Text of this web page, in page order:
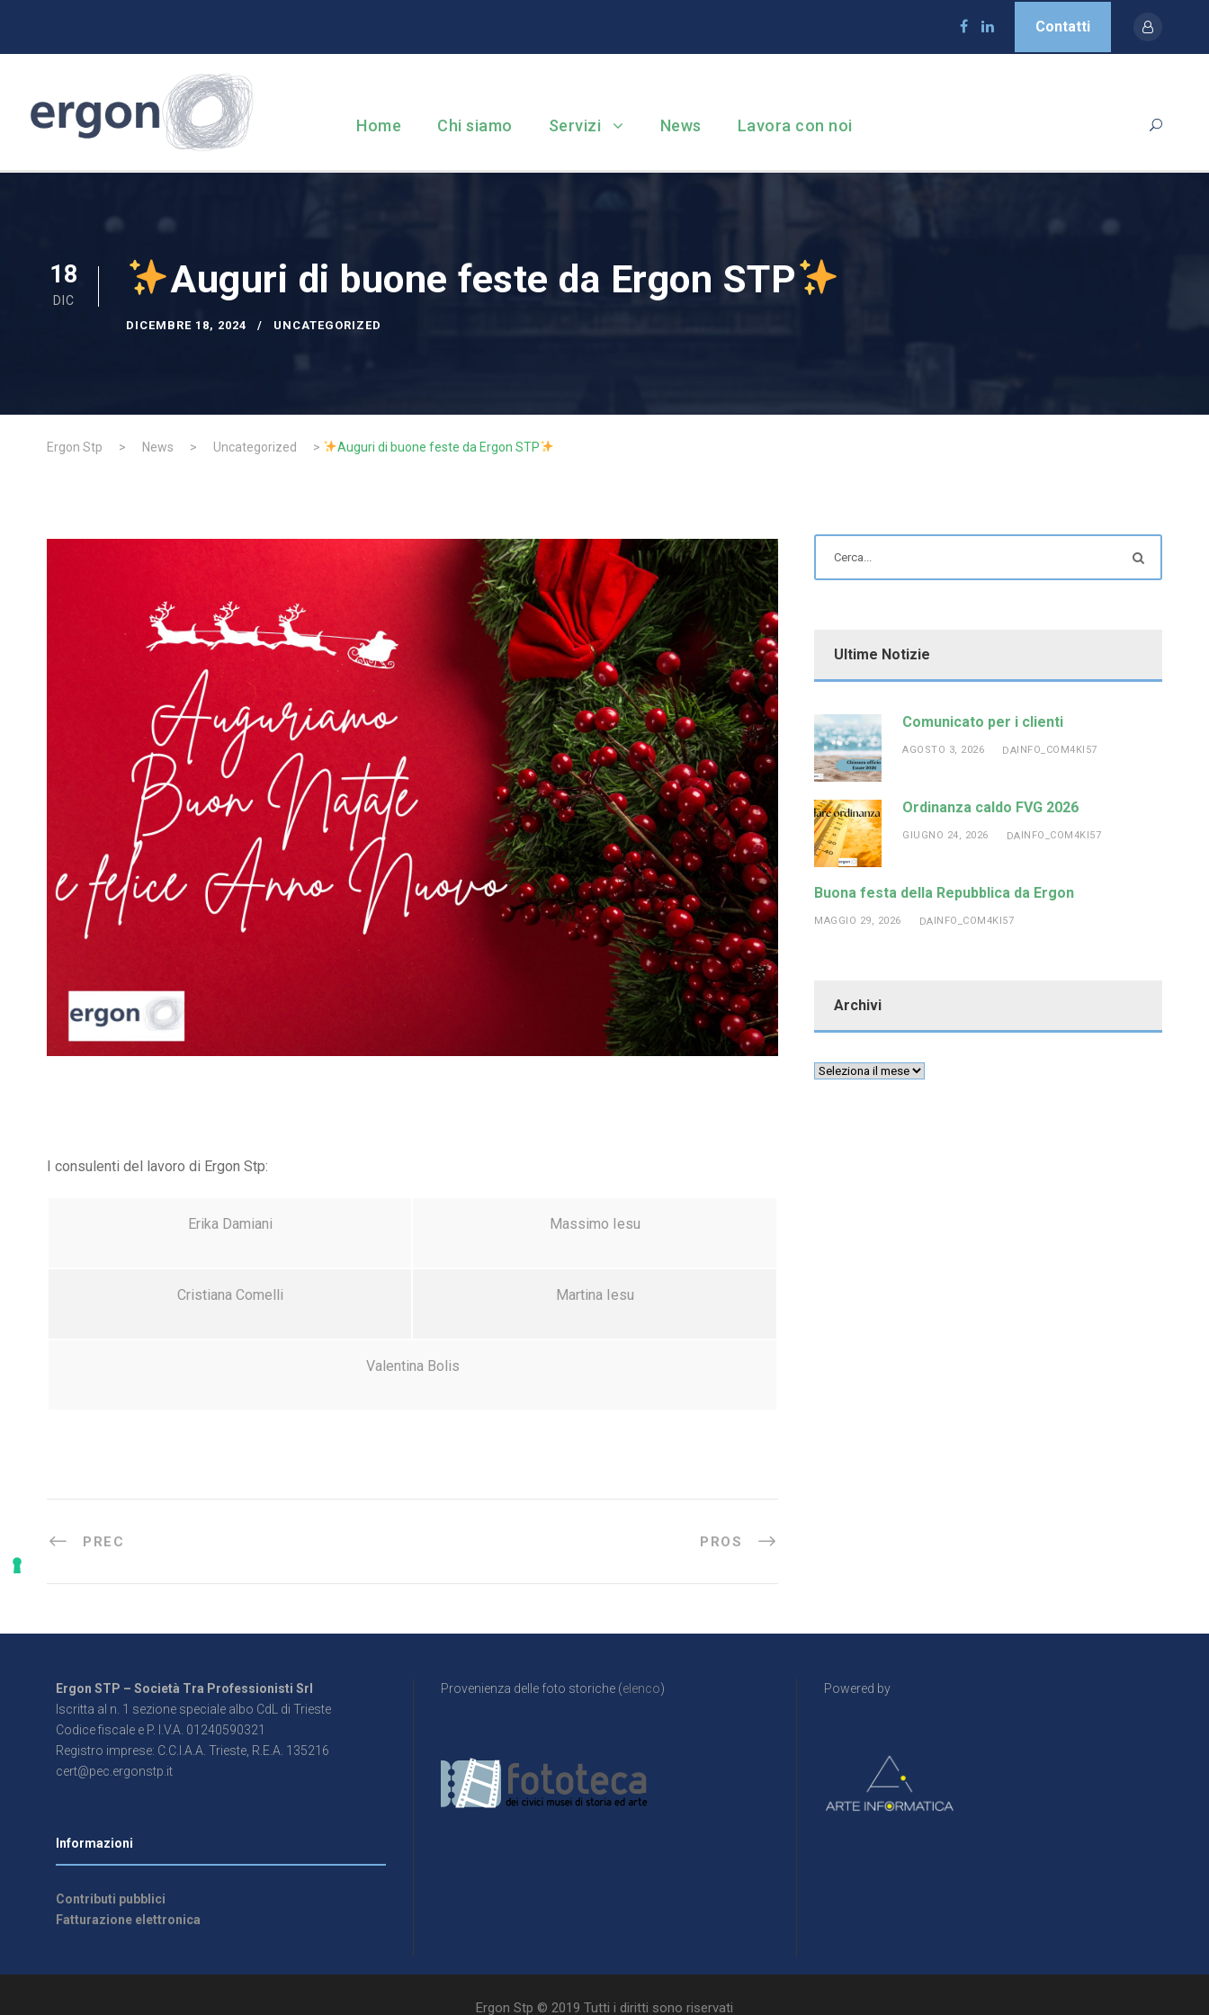
Contatti
Home Chi siamo Servizi News Lavora con noi
18
DIC Auguri di buone feste da Ergon STP
DICEMBRE 18, 2024 UNCATEGORIZED
Ergon Stp > News > Uncategorized > Auguri di buone feste da Ergon STP
I consulenti del lavoro di Ergon Stp:
Erika Damiani Massimo Iesu
Cristiana Comelli Martina Iesu
Valentina Bolis
PREC PROS
Ultime Notizie
Comunicato per i clienti
AGOSTO 3, 2026 DAINFO_COM4KI57
Ordinanza caldo FVG 2026
GIUGNO 24, 2026 DAINFO_COM4KI57
Buona festa della Repubblica da Ergon
MAGGIO 29, 2026 DAINFO_COM4KI57
Archivi
Ergon STP – Società Tra Professionisti Srl
Iscritta al n. 1 sezione speciale albo CdL di Trieste
Codice fiscale e P. I.V.A. 01240590321
Registro imprese: C.C.I.A.A. Trieste, R.E.A. 135216
cert@pec.ergonstp.it
Informazioni
Contributi pubblici
Fatturazione elettronica
Provenienza delle foto storiche (elenco) Powered by
Ergon Stp © 2019 Tutti i diritti sono riservati